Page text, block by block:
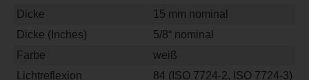
Dicke
15 mm nominal
Dicke (Inches)
5/8“ nominal
Farbe
weiß
Lichtreflexion
84 (ISO 7724-2, ISO 7724-3)